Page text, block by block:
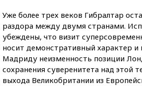
Уже более трех веков Гибралтар
раздора между двумя странами.
убеждены, что визит
носит демонстративный характер и
Мадриду неизменность позиции
сохранения суверенитета над этой
выхода Великобритании из